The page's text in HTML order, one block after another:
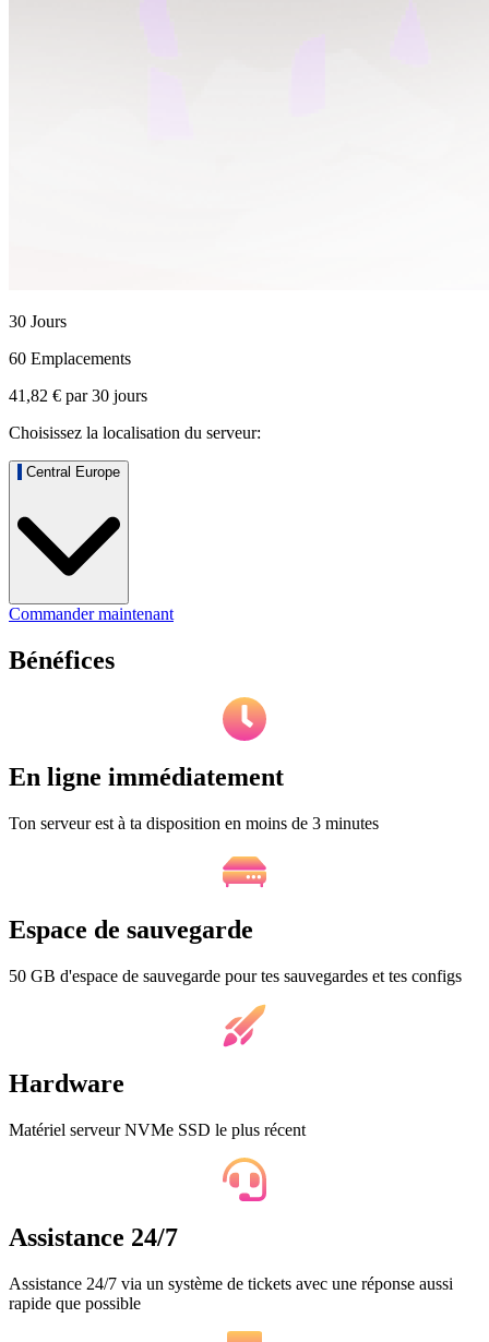
30 Jours
60 Emplacements
41,82 € par30 jours
Choisissez la localisation du serveur:
Central Europe
Commander maintenant
Bénéfices
En ligne immédiatement
Ton serveur est à ta disposition en moins de 3 minutes
Espace de sauvegarde
50 GB d'espace de sauvegarde pour tes sauvegardes et tes configs
Hardware
Matériel serveur NVMe SSD le plus récent
Assistance 24/7
Assistance 24/7 via un système de tickets avec une réponse aussi
rapide que possible